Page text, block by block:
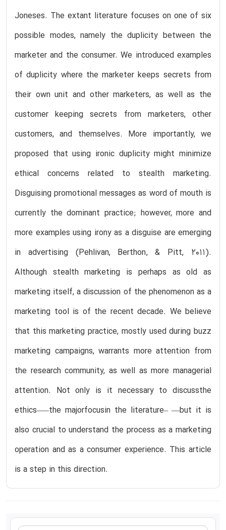
Joneses. The extant literature focuses on one of six
possible modes, namely the duplicity between the
marketer and the consumer. We introduced examples
of duplicity where the marketer keeps secrets from
their own unit and other marketers, as well as the
customer keeping secrets from marketers, other
customers, and themselves. More importantly, we
proposed that using ironic duplicity might minimize
ethical concerns related to stealth marketing.
Disguising promotional messages as word of mouth is
currently the dominant practice; however, more and
more examples using irony as a disguise are emerging
in advertising (Pehlivan, Berthon, & Pitt, 2011).
Although stealth marketing is perhaps as old as
marketing itself, a discussion of the phenomenon as a
marketing tool is of the recent decade. We believe
that this marketing practice, mostly used during buzz
marketing campaigns, warrants more attention from
the research community, as well as more managerial
attention. Not only is it necessary to discussthe
ethics–—the majorfocusin the literature– —but it is
also crucial to understand the process as a marketing
operation and as a consumer experience. This article
is a step in this direction.